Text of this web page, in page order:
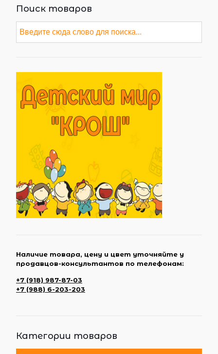
Поиск товаров
Наличие товара, цену и цвет уточняйте у
продавцов-консультантов по телефонам:
+7 (918) 987-87-03
+7 (988) 6-203-203
Категории товаров